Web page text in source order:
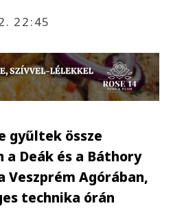
22:45
gyűltek össze
Deák és a Báthory
Veszprém Agórában,
technika órán